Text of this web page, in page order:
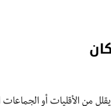
من الأقليات أو